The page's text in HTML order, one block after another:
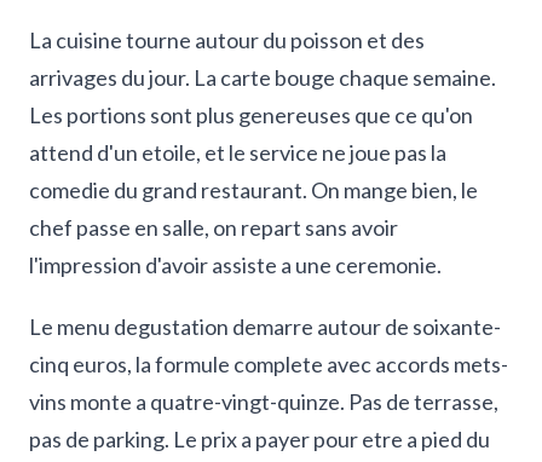
La cuisine tourne autour du poisson et des
arrivages du jour. La carte bouge chaque semaine.
Les portions sont plus genereuses que ce qu'on
attend d'un etoile, et le service ne joue pas la
comedie du grand restaurant. On mange bien, le
chef passe en salle, on repart sans avoir
l'impression d'avoir assiste a une ceremonie.
Le menu degustation demarre autour de soixante-
cinq euros, la formule complete avec accords mets-
vins monte a quatre-vingt-quinze. Pas de terrasse,
pas de parking. Le prix a payer pour etre a pied du